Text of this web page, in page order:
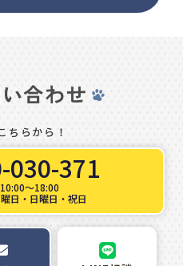
ちらから！
030-371
10:00～18:00
日・日曜日・祝日